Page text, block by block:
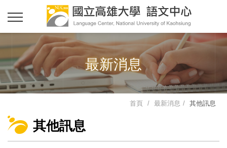
最新消息
首頁 最新消息 其他訊息
其他訊息